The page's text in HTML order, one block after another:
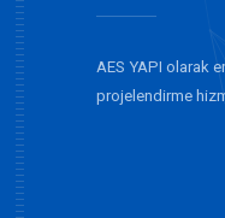
AES YAPI olarak
projelendirme